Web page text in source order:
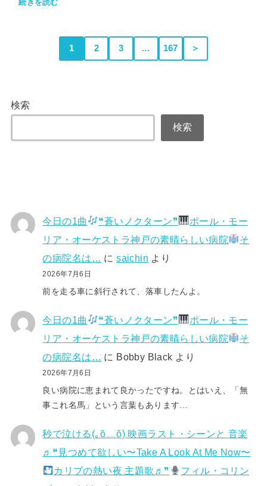
続きを読む
1 2 3 … 167 ＞
検索
検索
今日の1曲 ❝蒼いノクターン❞
ポール・モー
リア・オーケストラ神戸の素晴らしい病院
そ
の病院名は… にsaichin より
2026年7月6日
前を走る車に斜行されて、落車したんよ。
今日の1曲 ❝蒼いノクターン❞
ポール・モー
リア・オーケストラ神戸の素晴らしい病院
そ
の病院名は… に Bobby Black より
2026年7月6日
良い病院に恵まれて良かったですね。とはいえ、「無
事これ名馬」という言葉もあります…
秒で泣ける(⁠｡⁠ŏ⁠﹏⁠ŏ⁠) 映画ラスト・シーンと 音楽
♬❝見つめて欲しい〜Take A Look At Me Now〜
カリブの熱い夜 主題歌♬❞
フィル・コリン